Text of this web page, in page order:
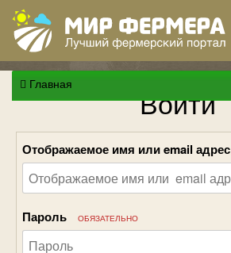
Главная Войти
Отображаемое имя или email адрес
Пароль ОБЯЗАТЕЛЬНО